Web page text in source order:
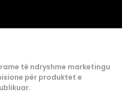
të ndryshme marketingu
për produktet e